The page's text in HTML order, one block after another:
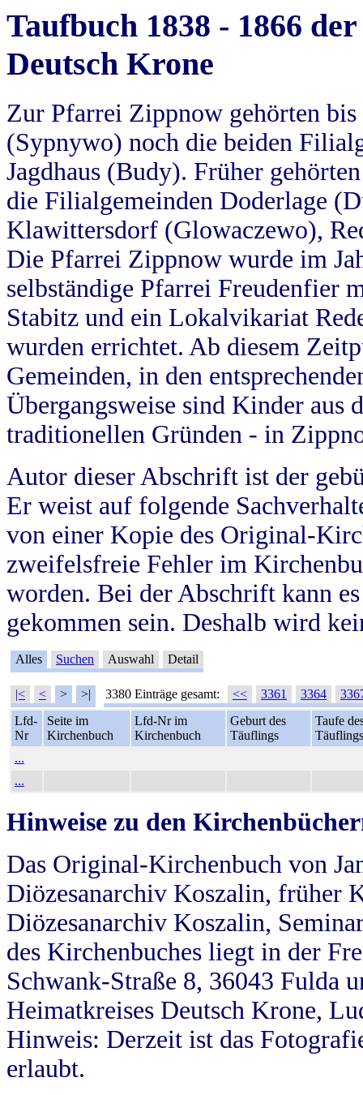
Taufbuch 1838 - 1866
Deutsch Krone
Zur Pfarrei Zippnow gehörten
(Sypnywo) noch die beiden
Jagdhaus (Budy). Früher
die Filialgemeinden Doderlage
Klawittersdorf (Glowaczewo),
Die Pfarrei Zippnow wurde im
selbständige Pfarrei Freudenfier
Stabitz und ein Lokalvikariat
wurden errichtet. Ab diesem
Gemeinden, in den
Übergangsweise sind Kinder aus
traditionellen Gründen - in
Autor dieser Abschrift ist der
Er weist auf folgende
von einer Kopie des Original-
zweifelsfreie Fehler im
worden. Bei der Abschrift kann
gekommen sein. Deshalb wird
Alles Suchen Auswahl Detail
|< < > >| 3380 Einträge gesamt: << 3361 3364
Lfd-
Nr
Seite im
Kirchenbuch
Lfd-Nr im
Kirchenbuch
Geburt des
Täuflings
Taufe
Täuflings
...
...
Hinweise zu den
Das Original-Kirchenbuch von
Diözesanarchiv Koszalin, früher
Diözesanarchiv Koszalin,
des Kirchenbuches liegt in der
Schwank-Straße 8, 36043 Fulda
Heimatkreises Deutsch Krone,
Hinweis: Derzeit ist das
erlaubt.